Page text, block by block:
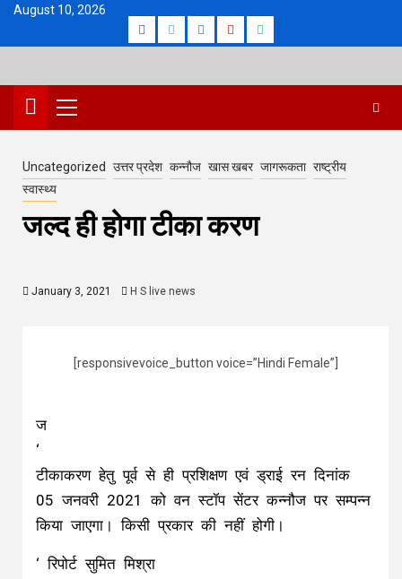
Skip
content
August 10, 2026
Facebook
TwitterInstagram
YoutubeWhatsapp
Primary
Menu
Uncategorized उत्तर प्रदेश कन्नौज खास खबर जागरूकता राष्ट्रीय
स्वास्थ्य
जल्द ही होगा टीका करण
January 3, 2021 H S live news
[responsivevoice_button voice=”Hindi Female”]
ज
‘
टीकाकरण हेतु पूर्व से ही प्रशिक्षण एवं ड्राई रन दिनांक
05 जनवरी 2021 को वन स्टॉप सेंटर कन्नौज पर सम्पन्न
किया जाएगा। किसी प्रकार की नहीं होगी।
‘ रिपोर्ट सुमित मिश्रा